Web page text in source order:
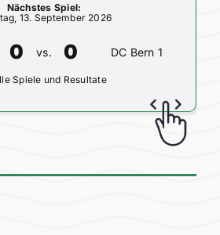
Nächstes Spiel:
13. September 2026
0 vs. 0 DC Bern 1
Spiele und Resultate